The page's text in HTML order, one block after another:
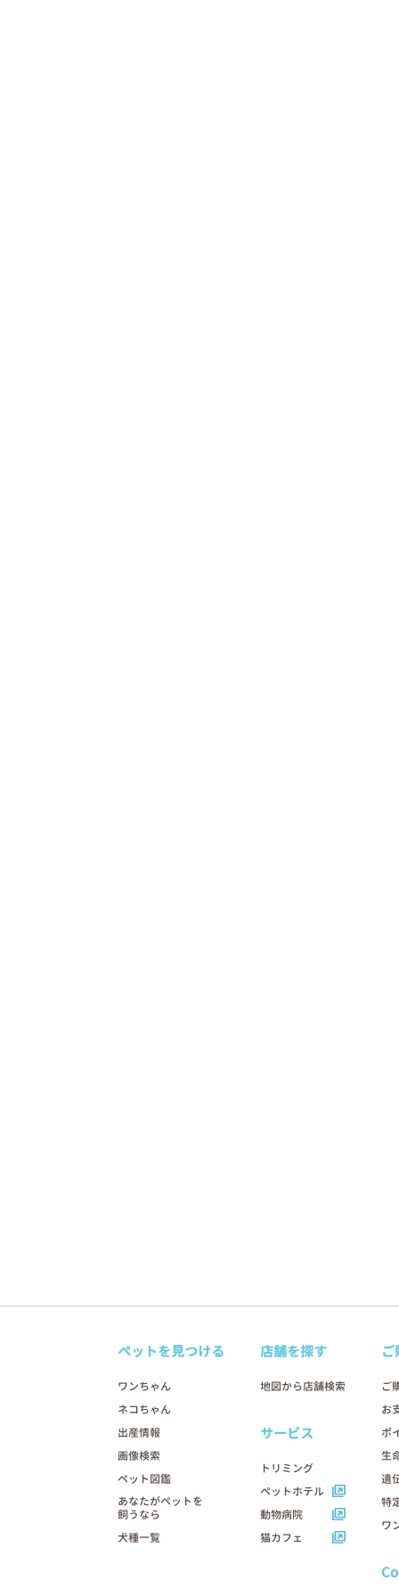
ペットを見つける
ワンちゃん
ネコちゃん
出産情報
画像検索
ペット図鑑
あなたがペットを
飼うなら
犬種一覧
店舗を探す
地図から店舗検索
サービス
トリミング
ペットホテル
動物病院
猫カフェ
ご
お
ポ
生
遺
特
ワ